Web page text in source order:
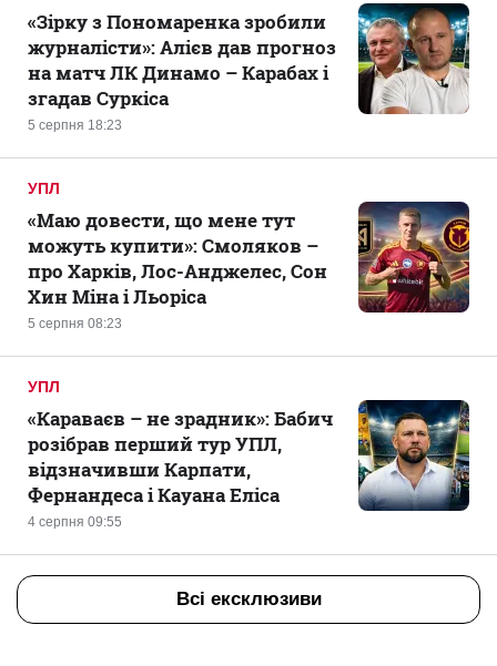
5 серпня 18:23
«Зірку з Пономаренка зробили
журналісти»: Алієв дав прогноз
на матч ЛК Динамо – Карабах і
згадав Суркіса
УПЛ
5 серпня 08:23
«Маю довести, що мене тут
можуть купити»: Смоляков –
про Харків, Лос-Анджелес, Сон
Хин Міна і Льоріса
УПЛ
4 серпня 09:55
«Караваєв – не зрадник»: Бабич
розібрав перший тур УПЛ,
відзначивши Карпати,
Фернандеса і Кауана Еліса
Всі ексклюзиви